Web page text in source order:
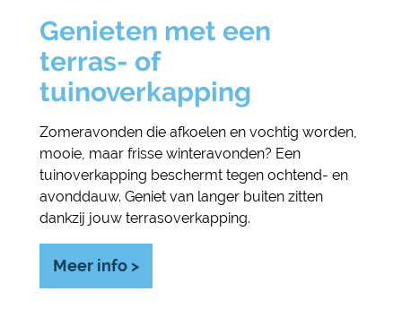
Genieten met een
terras- of
tuinoverkapping
Zomeravonden die afkoelen en vochtig worden,
mooie, maar frisse winteravonden? Een
tuinoverkapping beschermt tegen ochtend- en
avonddauw. Geniet van langer buiten zitten
dankzij jouw terrasoverkapping.
Meer info >